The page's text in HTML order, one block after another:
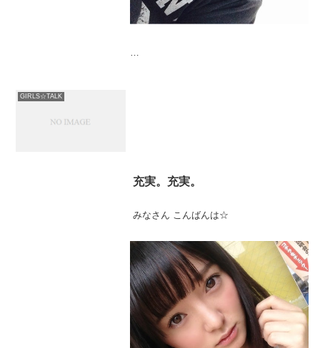
GIRLS☆TALK
充実。充実。
みなさん こんばんは☆